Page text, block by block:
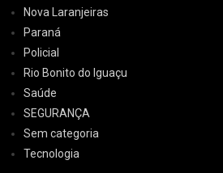
Nova Laranjeiras
Paraná
Policial
Rio Bonito do Iguaçu
Saúde
SEGURANÇA
Sem categoria
Tecnologia